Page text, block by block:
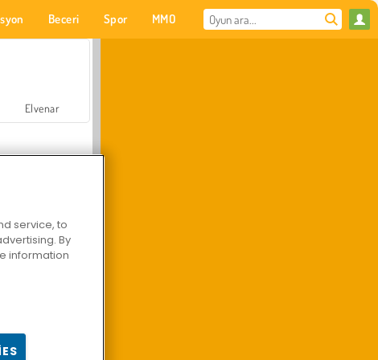
Beceri Spor MMO
Elvenar
service, to
By
information